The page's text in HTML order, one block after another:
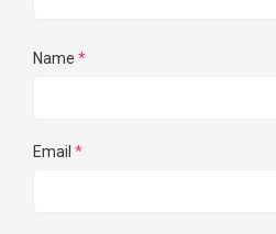
Name *
Email *